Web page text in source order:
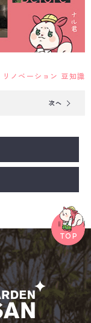
リノベーション 豆知識
次へ